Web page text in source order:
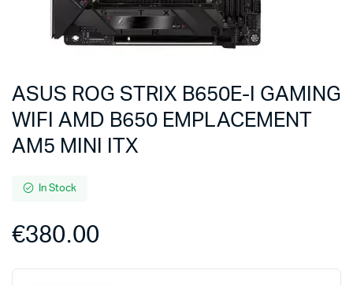
ASUS ROG STRIX B650E-I GAMING
WIFI AMD B650 EMPLACEMENT
AM5 MINI ITX
In Stock
€380.00